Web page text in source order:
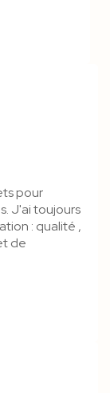
pour
J'ai toujours
: qualité ,
de